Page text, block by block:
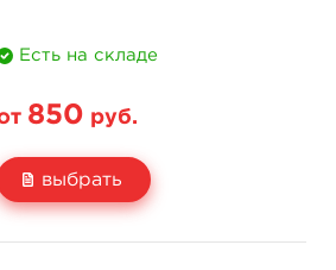
Есть на складе
850 руб.
выбрать